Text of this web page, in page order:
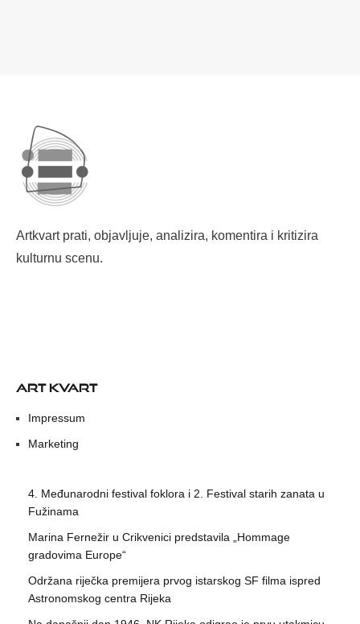
Artkvart prati, objavljuje, analizira, komentira i kritizira
kulturnu scenu.
ART KVART
Impressum
Marketing
4. Međunarodni festival foklora i 2. Festival starih zanata u
Fužinama
Marina Fernežir u Crikvenici predstavila „Hommage
gradovima Europe“
Održana riječka premijera prvog istarskog SF filma ispred
Astronomskog centra Rijeka